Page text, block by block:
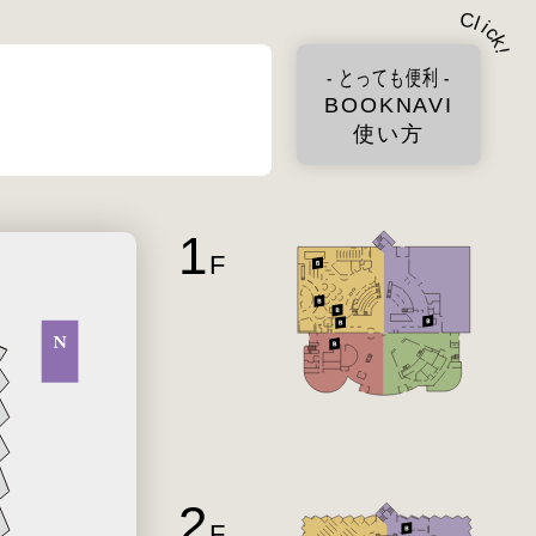
Cli
c
k
!
- とっても便利 -
BOOKNAVI
使い方
1F